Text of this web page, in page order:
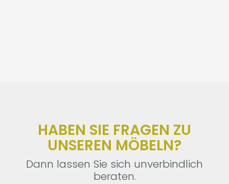
HABEN SIE FRAGEN ZU
UNSEREN MÖBELN?
Dann lassen Sie sich unverbindlich
beraten.